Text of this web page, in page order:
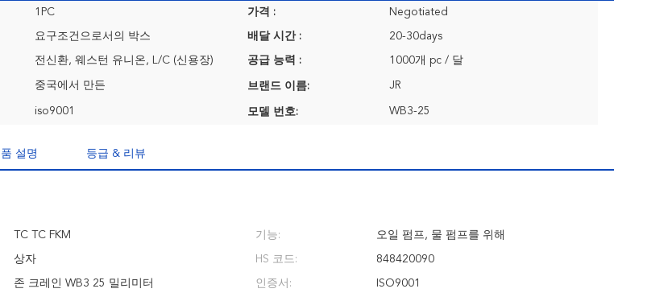
1PC 가격 : Negotiated
요구조건으로서의 박스 배달 시간 : 20-30days
전신환, 웨스턴 유니온, L/C (신용장) 공급 능력 : 1000개 pc / 달
중국에서 만든 브랜드 이름: JR
iso9001 모델 번호: WB3-25
설명 등급 & 리뷰
TC TC FKM 기능: 오일 펌프, 물 펌프를 위해
상자 HS 코드: 848420090
존 크레인 WB3 25 밀리미터 인증서: ISO9001